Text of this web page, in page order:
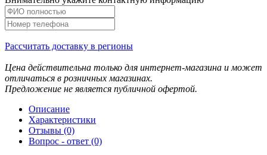
Рассчитать доставку в регионы
Цена действительна только для интернет-магазина и может
отличаться в розничных магазинах.
Предложение не является публичной офертой.
Описание
Характеристики
Отзывы (0)
Вопрос - ответ (0)